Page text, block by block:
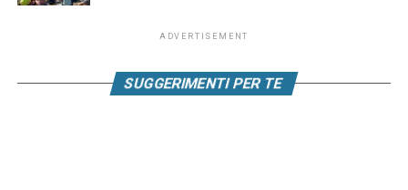
ADVERTISEMENT
SUGGERIMENTI PER TE